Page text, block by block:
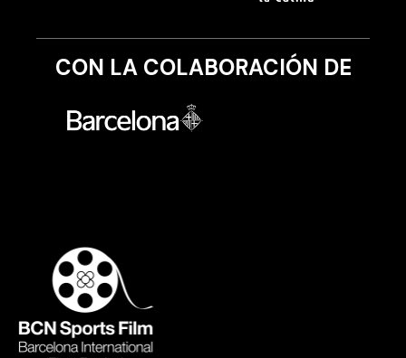
CON LA COLABORACIÓN DE